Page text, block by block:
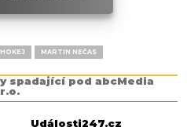
HOKEJ MARTIN NEČAS
spadající pod abcMedia
Události247.cz